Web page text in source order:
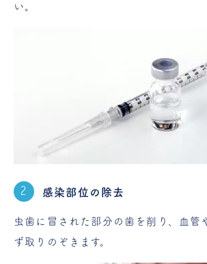
い。
感染部位の除去
虫歯に冒された部分の歯を削り、血管
ず取りのぞきます。